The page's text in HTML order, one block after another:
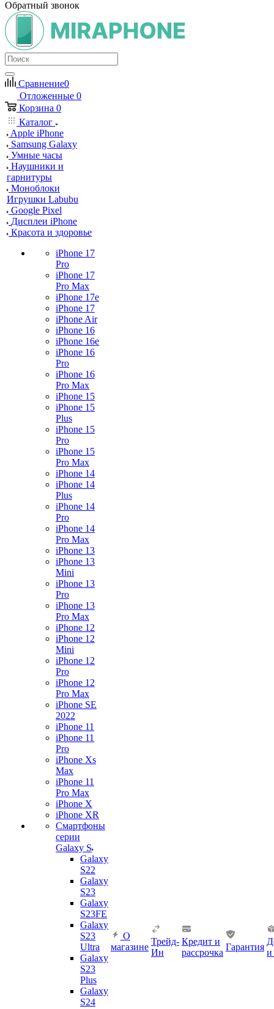
Обратный звонок
Сравнение0
Отложенные 0
Корзина 0
Каталог
Apple iPhone
Samsung Galaxy
Умные часы
Наушники и
гарнитуры
Моноблоки
Игрушки Labubu
Google Pixel
Дисплеи iPhone
Красота и здоровье
iPhone 17
Pro
iPhone 17
Pro Max
iPhone 17e
iPhone 17
iPhone Air
iPhone 16
iPhone 16e
iPhone 16
Pro
iPhone 16
Pro Max
iPhone 15
iPhone 15
Plus
iPhone 15
Pro
iPhone 15
Pro Max
iPhone 14
iPhone 14
Plus
iPhone 14
Pro
iPhone 14
Pro Max
iPhone 13
iPhone 13
Mini
iPhone 13
Pro
iPhone 13
Pro Max
iPhone 12
iPhone 12
Mini
iPhone 12
Pro
iPhone 12
Pro Max
iPhone SE
2022
iPhone 11
iPhone 11
Pro
iPhone Xs
Max
iPhone 11
Pro Max
iPhone X
iPhone XR
Смартфоны
серии
Galaxy S
Galaxy
S22
Galaxy
S23
Galaxy
S23FE
Galaxy
S23
Ultra
Galaxy
S23
Plus
Galaxy
S24
О
магазине
Трейд-
Ин
Кредит и
рассрочка
Гарантия
и